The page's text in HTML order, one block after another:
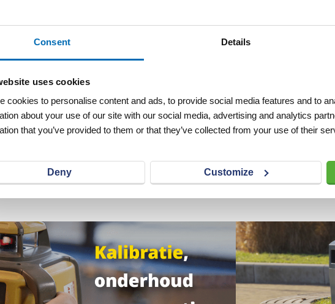
Consent Details
uses cookies
cookies to personalise content and ads, to provide social media features and to
about your use of our site with our social media, advertising and analytics
that you’ve provided to them or that they’ve collected from your use of their
Deny Customize
voor combilat 8-hoek
VERGELIJKEN
€ 15,75
combilat 8-hoek
€ 3,95